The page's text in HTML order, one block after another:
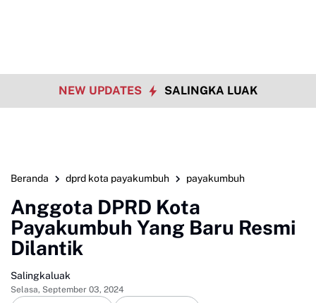
NEW UPDATES SALINGKA LUAK
Beranda dprd kota payakumbuh payakumbuh
Anggota DPRD Kota
Payakumbuh Yang Baru Resmi
Dilantik
Salingkaluak
Selasa, September 03, 2024